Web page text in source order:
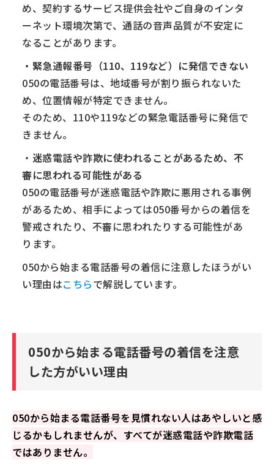
め、契約するサービス提供会社やご自身のインタ
ーネット環境次第で、通話の音声品質が不安定に
なることがあります。
・緊急通報番号（110、119など）に発信できない
050の電話番号は、地域番号が割り振られないた
め、位置情報が特定できません。
そのため、110や119などの緊急電話番号に発信で
きません。
・ 迷惑電話や詐欺に使われることがあるため、不
審に思われる可能性がある
050の電話番号が迷惑電話や詐欺に悪用される事例
があるため、相手によっては050番号からの着信を
警戒されたり、不審に思われたりする可能性があ
ります。
050から始まる電話番号の着信に注意したほうがい
い理由はこちらで解説しています。
050から始まる電話番号の着信を注意
した方がいい理由
050から始まる電話番号を見慣れない人はあやしいと感
じるかもしれませんが、すべてが迷惑電話や詐欺電話
ではありません。